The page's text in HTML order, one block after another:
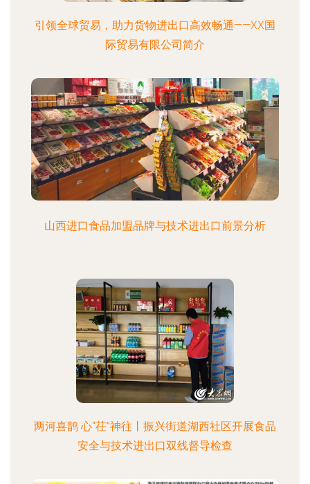
引领全球贸易，助力货物进出口高效畅通——XX国
际贸易有限公司简介
山西进口食品加盟品牌与技术进出口前景分析
两河喜鹊 心“茌”神往丨振兴街道湖西社区开展食品
安全与技术进出口双线督导检查